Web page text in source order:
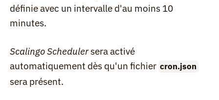
définie avec un intervalle d'au moins 10
minutes.
Scalingo Scheduler sera activé
automatiquement dès qu'un fichier cron.json
sera présent.